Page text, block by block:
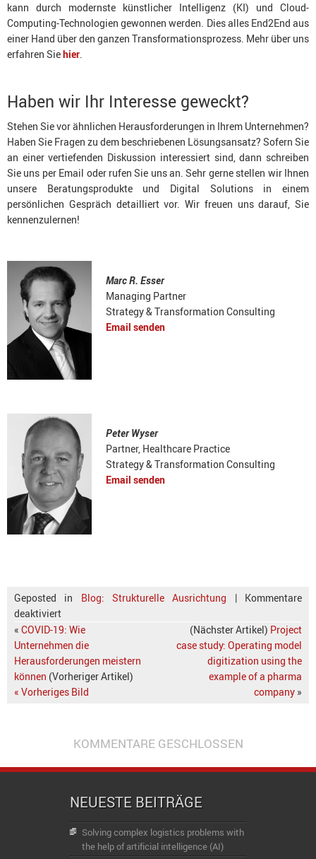
kann durch modernste künstlicher Intelligenz (KI) und Cloud-
Computing-Technologien gewonnen werden. Dies alles End2End aus
einer Hand über den ganzen Transformationsprozess. Mehr über uns
erfahren Siehier.
Haben wir Ihr Interesse geweckt?
Stehen Sie vor ähnlichen Herausforderungen in Ihrem Unternehmen?
Haben Sie Fragen zu dem beschriebenen Lösungsansatz? Sofern Sie
an einer vertiefenden Diskussion interessiert sind, dann schreiben
Sie uns per Email oder rufen Sie uns an. Sehr gerne stellen wir Ihnen
unsere Beratungsprodukte und Digital Solutions in einem
persönlichen Gespräch detailliert vor. Wir freuen uns darauf, Sie
kennenzulernen!
Marc R. Esser
Managing Partner
Strategy & Transformation Consulting
Email senden
Peter Wyser
Partner, Healthcare Practice
Strategy & Transformation Consulting
Email senden
Geposted in Blog: Strukturelle Ausrichtung | Kommentare
deaktiviert
« COVID-19: Wie
Unternehmen die
Herausforderungen meistern
können (Vorheriger Artikel)
(Nächster Artikel) Project
case study: Operating model
digitization using the
example of a pharma
company »
« Vorheriges Bild
KOMMENTARE GESCHLOSSEN
NEUESTE BEITRÄGE
Solving complex logistics problems with
the help of artificial intelligence (AI)